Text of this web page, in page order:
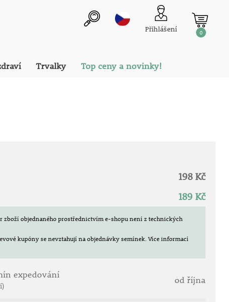
Přihlášení 0
Trvalky Top ceny a novinky!
198 Kč
189 Kč
zboží objednaného prostřednictvím e-shopu není z technických
kupóny se nevztahují na objednávky semínek. Více informací
expedování od října